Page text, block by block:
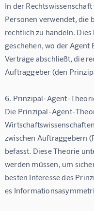
In der
Personen verwendet, die
rechtlich zu handeln.
geschehen, wo der
Verträge abschließt, die
Auftraggeber (den
6. Prinzipal-Agent-
Die Prinzipal-Agent-
zwischen Auftraggebern
befasst. Diese Theorie
werden müssen, um
besten Interesse des
es